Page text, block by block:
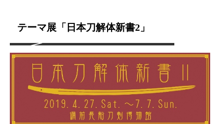
テーマ展「日本刀解体新書2」